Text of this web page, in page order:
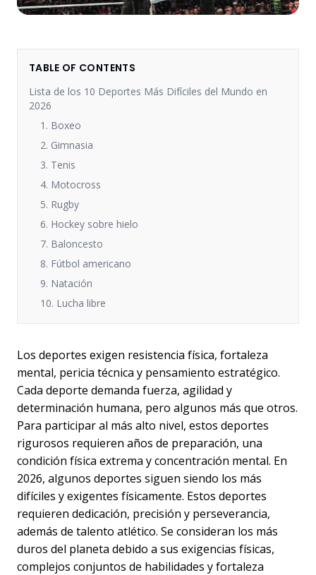
TABLE OF CONTENTS
Lista de los 10 Deportes Más Difíciles del Mundo en
2026
1. Boxeo
2. Gimnasia
3. Tenis
4. Motocross
5. Rugby
6. Hockey sobre hielo
7. Baloncesto
8. Fútbol americano
9. Natación
10. Lucha libre
Los deportes exigen resistencia física, fortaleza
mental, pericia técnica y pensamiento estratégico.
Cada deporte demanda fuerza, agilidad y
determinación humana, pero algunos más que otros.
Para participar al más alto nivel, estos deportes
rigurosos requieren años de preparación, una
condición física extrema y concentración mental. En
2026, algunos deportes siguen siendo los más
difíciles y exigentes físicamente. Estos deportes
requieren dedicación, precisión y perseverancia,
además de talento atlético. Se consideran los más
duros del planeta debido a sus exigencias físicas,
complejos conjuntos de habilidades y fortaleza